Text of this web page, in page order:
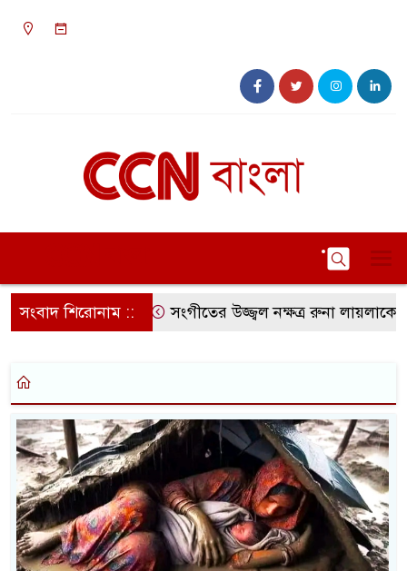
সংবাদ শিরোনাম :: সংগীতের উজ্জ্বল নক্ষত্র রুনা লায়লাকে